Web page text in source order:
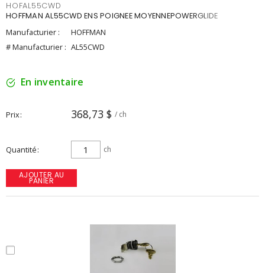
HOFAL55CWD
HOFFMAN AL55CWD ENS POIGNEE MOYENNEPOWERGLIDE
Manufacturier :
HOFFMAN
# Manufacturier : AL55CWD
En inventaire
Prix 368,73 $ / ch
Quantité ch
AJOUTER AU
PANIER